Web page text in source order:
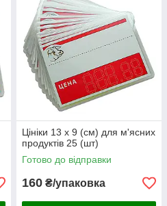
Цініки 13 х 9 (см) для м'ясних
продуктів 25 (шт)
Готово до відправки
160 ₴/упаковка